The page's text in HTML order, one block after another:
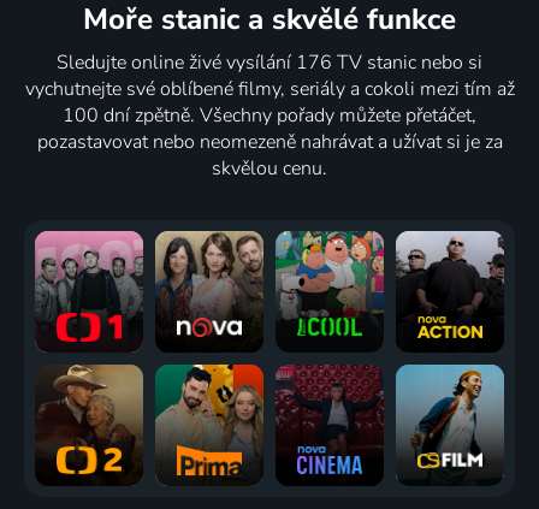
Moře stanic a skvělé funkce
Sledujte online živé vysílání 176 TV stanic nebo si
vychutnejte své oblíbené filmy, seriály a cokoli mezi tím až
100 dní zpětně. Všechny pořady můžete přetáčet,
pozastavovat nebo neomezeně nahrávat a užívat si je za
skvělou cenu.